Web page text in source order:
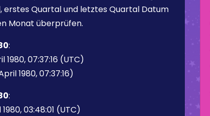
erstes Quartal und letztes Quartal Datum
Monat überprüfen.
:
07:37:16 (UTC)
1980, 07:37:16)
:
03:48:01 (UTC)